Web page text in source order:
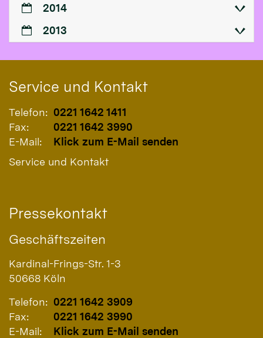
2014
2013
Service und Kontakt
Telefon: 0221 1642 1411
Fax:
0221 1642 3990
E-Mail:
Klick zum E-Mail senden
Service und Kontakt
Pressekontakt
Geschäftszeiten
Kardinal-Frings-Str. 1-3
50668 Köln
Telefon: 0221 1642 3909
Fax:
0221 1642 3990
E-Mail:
Klick zum E-Mail senden